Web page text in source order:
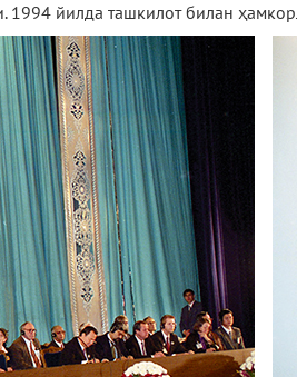
1994 йилда ташкилот билан